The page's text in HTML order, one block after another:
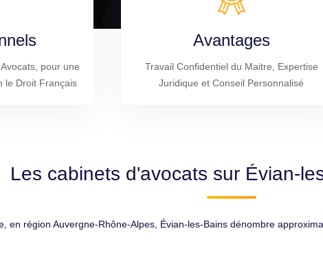
pour une
le Droit Français
Avantages
Travail Confidentiel du Maitre, Expertise
Juridique et Conseil Personnalisé
Les cabinets d'avocats sur Évian-
en région Auvergne-Rhône-Alpes, Évian-les-Bains dénombre